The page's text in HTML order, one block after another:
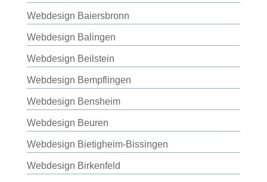
Webdesign Baiersbronn
Webdesign Balingen
Webdesign Beilstein
Webdesign Bempflingen
Webdesign Bensheim
Webdesign Beuren
Webdesign Bietigheim-Bissingen
Webdesign Birkenfeld